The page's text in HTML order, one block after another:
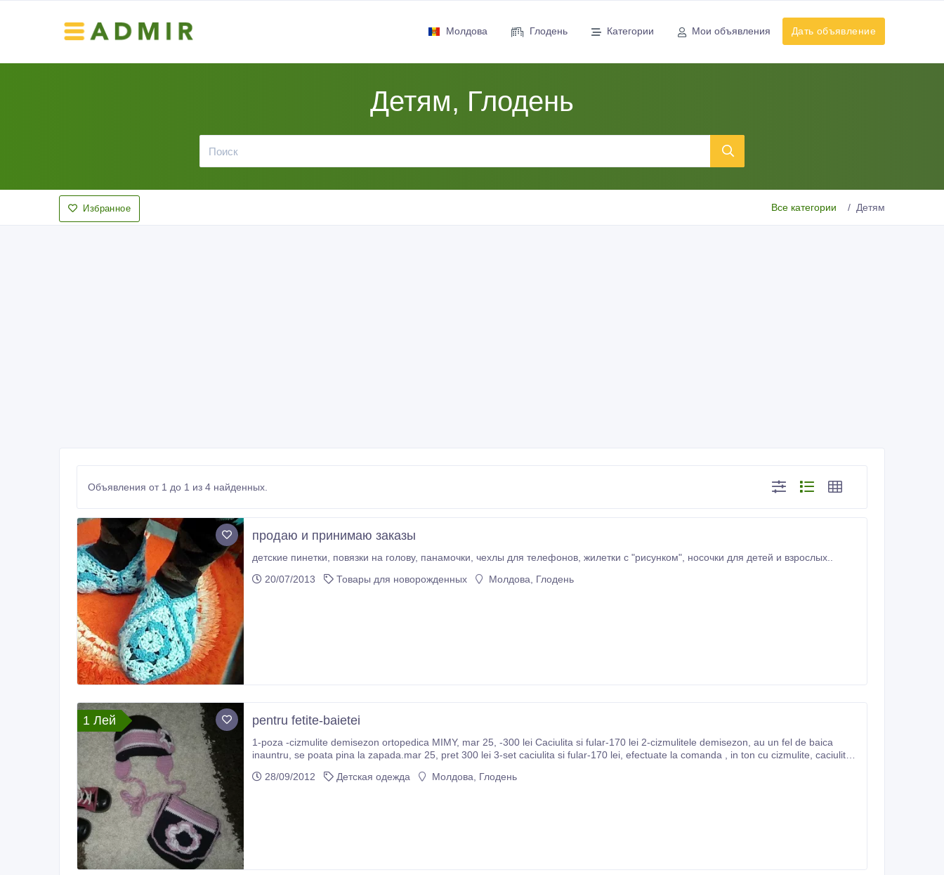
Молдова Глодень Категории Мои объявления Дать объявление
Детям, Глодень
Избранное Все категории Детям
Объявления от 1 до 1 из 4 найденных.
продаю и принимаю заказы
детские пинетки, повязки на голову, панамочки, чехлы для телефонов, жилетки с "рисунком", носочки для детей и взрослых..
20/07/2013
Товары для новорожденных Молдова, Глодень
1 Лей pentru fetite-baietei
1-poza -cizmulite demisezon ortopedica MIMY, mar 25, -300 lei Caciulita si fular-170 lei 2-cizmulitele demisezon, au un fel de baica
inauntru, se poata pina la zapada.mar 25, pret 300 lei 3-set caciulita si fular-170 lei, efectuate la comanda , in ton cu cizmulite, caciulita
28/09/2012
Детская одежда Молдова, Глодень